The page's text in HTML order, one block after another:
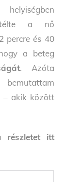
a nő
percre és 40
a beteg
. Azóta
– akik között
részletet itt